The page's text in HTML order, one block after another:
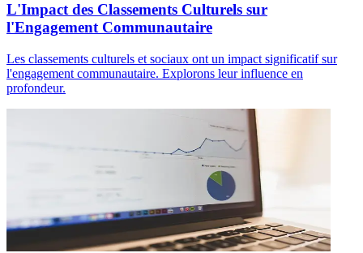
L'Impact des Classements Culturels sur
l'Engagement Communautaire
Les classements culturels et sociaux ont un impact significatif sur
l'engagement communautaire. Explorons leur influence en
profondeur.